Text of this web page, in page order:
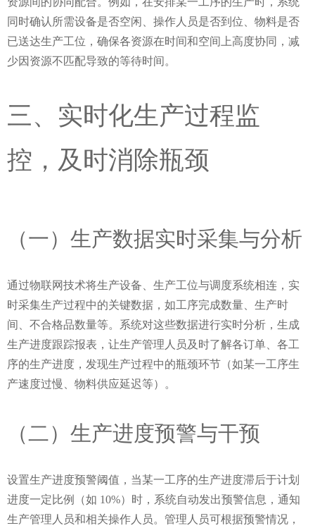
同时确认所需设备是否空闲、操作人员是否到位、物料是否
已送达生产工位，确保各资源在时间和空间上高度协同，减
少因资源不匹配导致的等待时间。
三、实时化生产过程监
控，及时消除瓶颈
（一）生产数据实时采集与分析
通过物联网技术将生产设备、生产工位与调度系统相连，实
时采集生产过程中的关键数据，如工序完成数量、生产时
间、不合格品数量等。系统对这些数据进行实时分析，生成
生产进度跟踪报表，让生产管理人员及时了解各订单、各工
序的生产进度，发现生产过程中的瓶颈环节（如某一工序生
产速度过慢、物料供应延迟等）。
（二）生产进度预警与干预
设置生产进度预警阈值，当某一工序的生产进度滞后于计划
进度一定比例（如 10%）时，系统自动发出预警信息，通知
生产管理人员和相关操作人员。管理人员可根据预警情况，